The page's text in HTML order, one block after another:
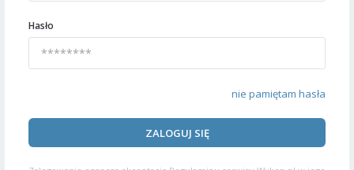
Hasło
nie pamiętam hasła
ZALOGUJ SIĘ